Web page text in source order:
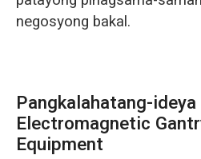
negosyong bakal.
Pangkalahatang-ideya
Electromagnetic
Equipment